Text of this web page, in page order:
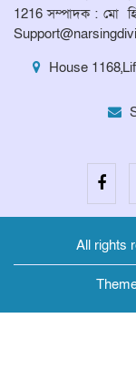
1216 সম্পাদক : মো
House
All rights